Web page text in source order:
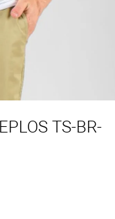
TS-BR-